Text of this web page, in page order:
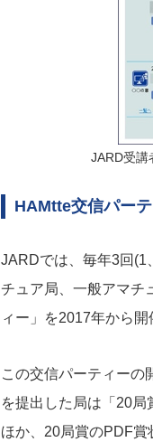
JARD受講
HAMtte交信パー
JARDでは、毎年3回(1
チュア局、一般アマチ
ィー」を2017年から開
この交信パーティーの
を提出した局は「20
ほか、20局賞のPDF賞